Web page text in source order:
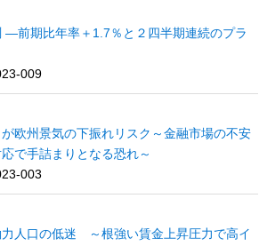
―前期比年率＋1.7％と２四半期連続のプラ
009
欧州景気の下振れリスク～金融市場の不安
で手詰まりとなる恐れ～
003
人口の低迷 ～根強い賃金上昇圧力で高イ